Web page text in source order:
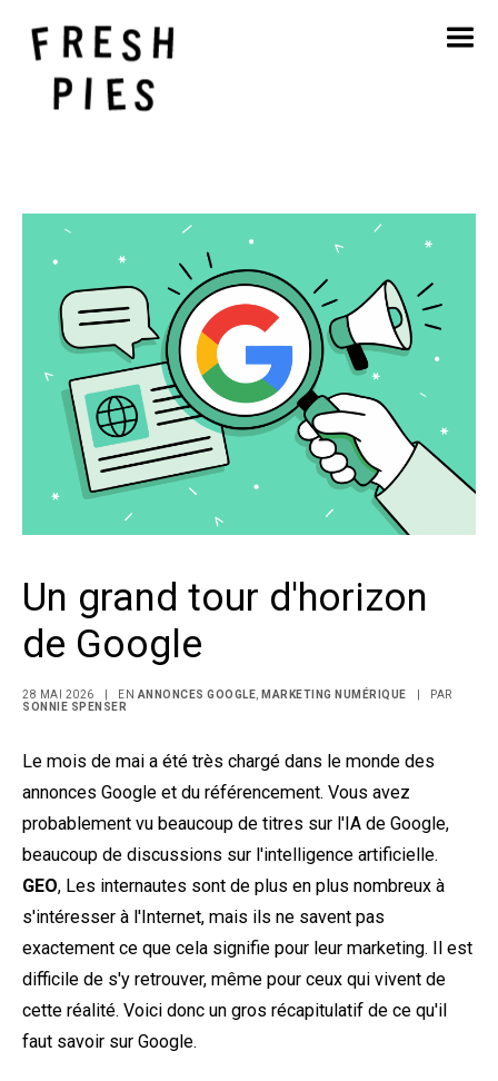
Accueil
Un grand tour d'horizon
de Google
28 MAI 2026 EN ANNONCES GOOGLE MARKETING NUMÉRIQUE
PAR
SONNIE SPENSER
Le mois de mai a été très chargé dans le monde des
annonces Google et du référencement. Vous avez
probablement vu beaucoup de titres sur l'IA de Google,
beaucoup de discussions sur l'intelligence artificielle.
GEO, Les internautes sont de plus en plus nombreux à
s'intéresser à l'Internet, mais ils ne savent pas
exactement ce que cela signifie pour leur marketing. Il est
difficile de s'y retrouver, même pour ceux qui vivent de
cette réalité. Voici donc un gros récapitulatif de ce qu'il
faut savoir sur Google.